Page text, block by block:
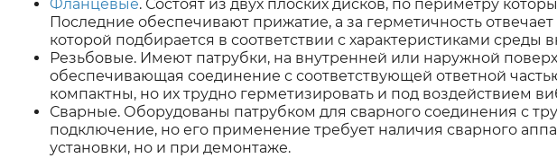
Фланцевые. Состоят из двух плоских дисков, по периметру
Последние обеспечивают прижатие, а за герметичность
которой подбирается в соответствии с характеристиками среды
Резьбовые. Имеют патрубки, на внутренней или наружной
обеспечивающая соединение с соответствующей ответной
компактны, но их трудно герметизировать и под воздействием
Сварные. Оборудованы патрубком для сварного соединения с
подключение, но его применение требует наличия сварного
установки, но и при демонтаже.